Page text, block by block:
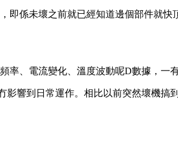
即係未壞之前就已經知道邊個部件就
、電流變化、溫度波動呢D數據，一
響到日常運作。相比以前突然壞機搞